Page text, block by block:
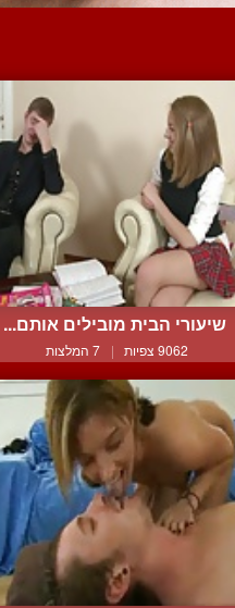
שיעורי הבית מובילים אותם...
9062 צפיות | 7 המלצות